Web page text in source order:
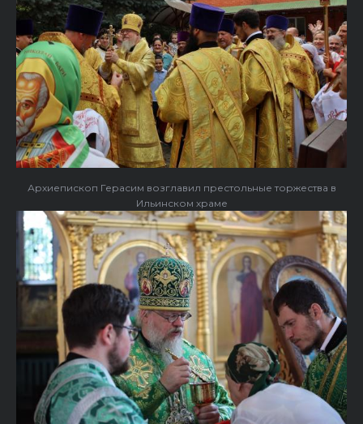
Архиепископ Герасим возглавил престольные торжества в
Ильинском храме